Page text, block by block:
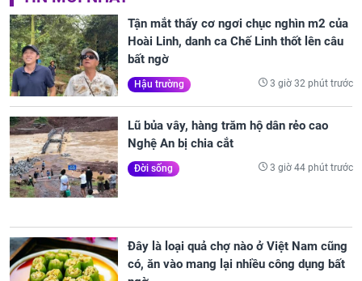
Tận mắt thấy cơ ngơi chục nghìn m2 của
Hoài Linh, danh ca Chế Linh thốt lên câu
bất ngờ
Hậu trường 3 giờ 32 phút trước
Lũ bủa vây, hàng trăm hộ dân rẻo cao
Nghệ An bị chia cắt
Đời sống 3 giờ 44 phút trước
Đây là loại quả chợ nào ở Việt Nam cũng
có, ăn vào mang lại nhiều công dụng bất